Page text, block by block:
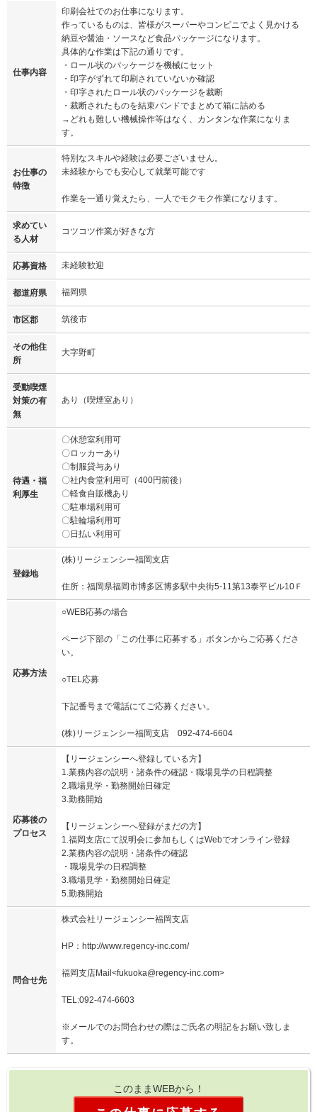
仕事内容
印刷会社でのお仕事になります。
作っているものは、皆様がスーパーやコンビニでよく見かける
納豆や醤油・ソースなど食品パッケージになります。
具体的な作業は下記の通りです。
・ロール状のパッケージを機械にセット
・印字がずれて印刷されていないか確認
・印字されたロール状のパッケージを裁断
・裁断されたものを結束バンドでまとめて箱に詰める
→どれも難しい機械操作等はなく、カンタンな作業になりま
す。
お仕事の
特徴
特別なスキルや経験は必要ございません。
未経験からでも安心して就業可能です
作業を一通り覚えたら、一人でモクモク作業になります。
求めてい
る人材
コツコツ作業が好きな方
応募資格 未経験歓迎
都道府県 福岡県
市区郡 筑後市
その他住
所
大字野町
受動喫煙
対策の有
無
あり（喫煙室あり）
待遇・福
利厚生
〇休憩室利用可
〇ロッカーあり
〇制服貸与あり
〇社内食堂利用可（400円前後）
〇軽食自販機あり
〇駐車場利用可
〇駐輪場利用可
〇日払い利用可
登録地
(株)リージェンシー福岡支店
住所：福岡県福岡市博多区博多駅中央街5-11第13泰平ビル10Ｆ
応募方法
○WEB応募の場合
ページ下部の「この仕事に応募する」ボタンからご応募くださ
い。
○TEL応募
下記番号まで電話にてご応募ください。
(株)リージェンシー福岡支店 092-474-6604
応募後の
プロセス
【リージェンシーへ登録している方】
1.業務内容の説明・諸条件の確認・職場見学の日程調整
2.職場見学・勤務開始日確定
3.勤務開始
【リージェンシーへ登録がまだの方】
1.福岡支店にて説明会に参加もしくはWebでオンライン登録
2.業務内容の説明・諸条件の確認
・職場見学の日程調整
3.職場見学・勤務開始日確定
5.勤務開始
問合せ先
株式会社リージェンシー福岡支店
HP：http://www.regency-inc.com/
福岡支店Mail<fukuoka@regency-inc.com>
TEL:092-474-6603
※メールでのお問合わせの際はご氏名の明記をお願い致しま
す。
このままWEBから！